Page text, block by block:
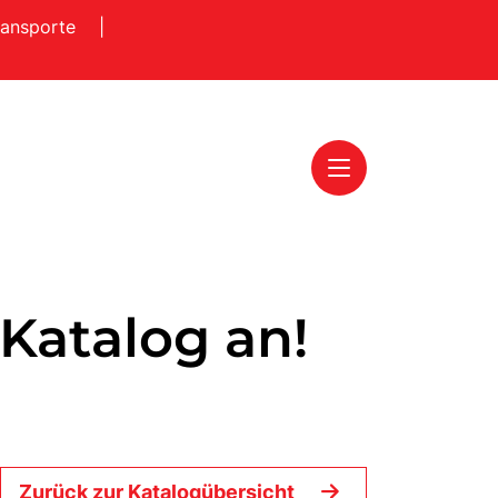
an!
Zurück zur Katalogübersicht